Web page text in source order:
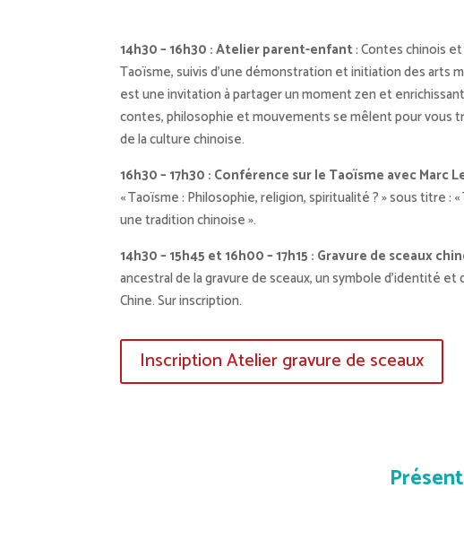
14h30 – 16h30 : Atelier parent-enfant: Contes chinois
Taoïsme, suivis d’une démonstration et initiation des arts
est une invitation à partager un moment zen et
contes, philosophie et mouvements se mêlent pour vous
de la culture chinoise.
16h30 – 17h30 : Conférence sur le Taoïsme avec Marc
« Taoïsme : Philosophie, religion, spiritualité ? » sous titre :
une tradition chinoise ».
14h30 – 15h45 et 16h00 – 17h15 : Gravure de sceaux
ancestral de la gravure de sceaux, un symbole d’identité
Chine. Sur inscription.
Inscription Atelier gravure de sceaux